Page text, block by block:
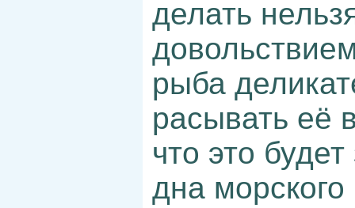
делать
рыба
расывать её
что это
дна